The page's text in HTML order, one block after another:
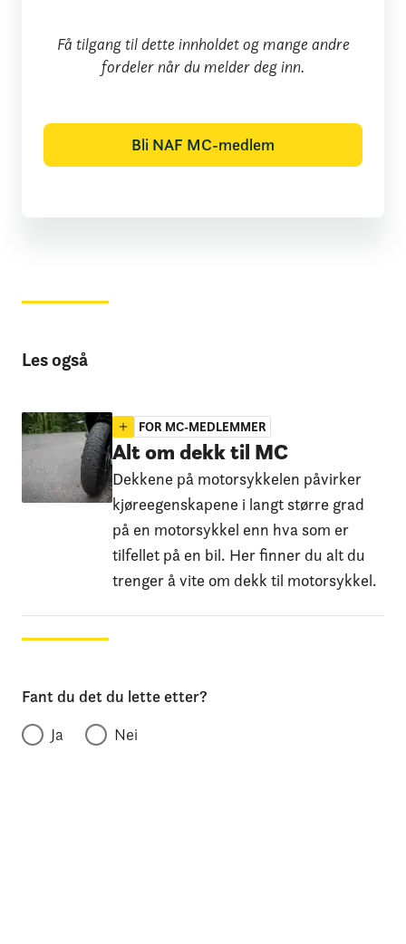
Få tilgang til dette innholdet og mange andre
fordeler når du melder deg inn.
Bli NAF MC-medlem
Les også
FOR MC-MEDLEMMER
Alt om dekk til MC
Dekkene på motorsykkelen påvirker
kjøreegenskapene i langt større grad
på en motorsykkel enn hva som er
tilfellet på en bil. Her finner du alt du
trenger å vite om dekk til motorsykkel.
Fant du det du lette etter?
Ja
Nei